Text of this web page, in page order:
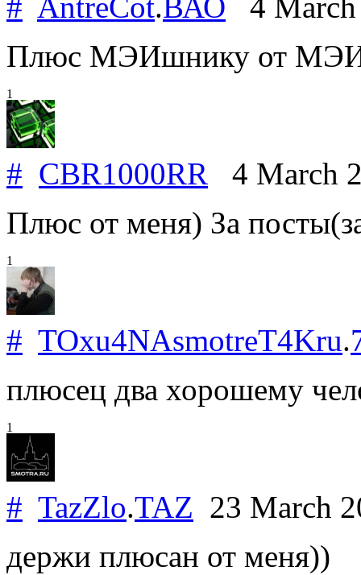
# AntreCot.ВАО 4
Плюс МЭИшнику от
1
# CBR1000RR 4 March
Плюс от меня) За
1
# TOxu4NAsmotreT4Kru.
плюсец два хорошему
1
# TazZlo.TAZ 23 March
держи плюсан от меня))